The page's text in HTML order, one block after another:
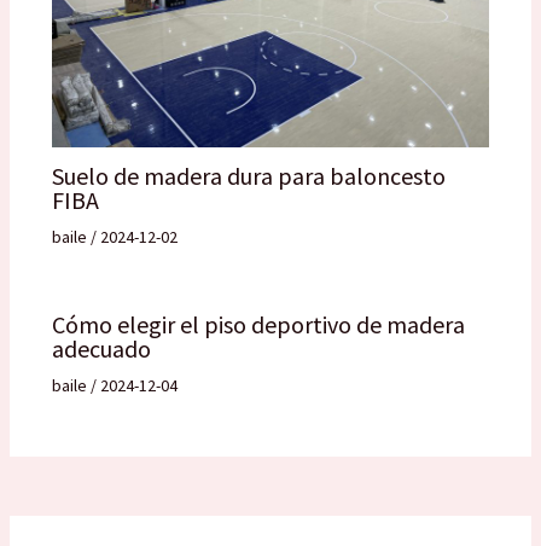
Suelo de madera dura para baloncesto
FIBA
baile / 2024-12-02
Cómo elegir el piso deportivo de madera
adecuado
baile / 2024-12-04